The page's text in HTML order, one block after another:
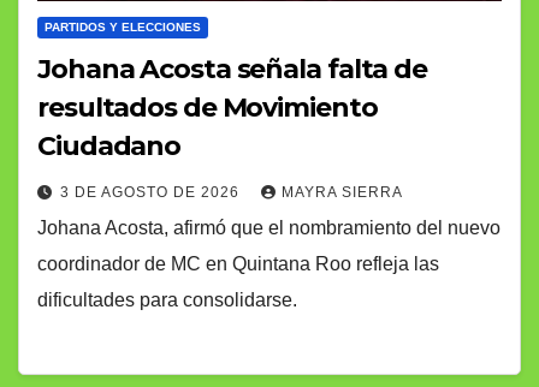
PARTIDOS Y ELECCIONES
Johana Acosta señala falta de
resultados de Movimiento
Ciudadano
3 DE AGOSTO DE 2026 MAYRA SIERRA
Johana Acosta, afirmó que el nombramiento del nuevo
coordinador de MC en Quintana Roo refleja las
dificultades para consolidarse.